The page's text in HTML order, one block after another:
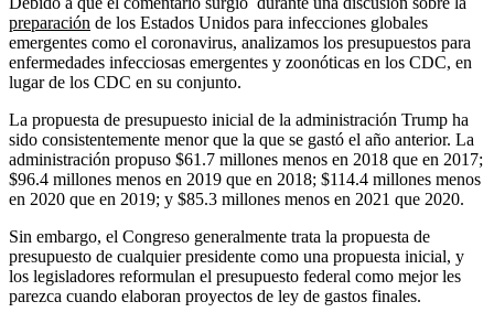
preparación de los Estados Unidos para infecciones globales
emergentes como el coronavirus, analizamos los presupuestos para
enfermedades infecciosas emergentes y zoonóticas en los CDC, en
lugar de los CDC en su conjunto.
La propuesta de presupuesto inicial de la administración Trump ha
sido consistentemente menor que la que se gastó el año anterior. La
administración propuso $61.7 millones menos en 2018 que en 2017;
$96.4 millones menos en 2019 que en 2018; $114.4 millones menos
en 2020 que en 2019; y $85.3 millones menos en 2021 que 2020.
Sin embargo, el Congreso generalmente trata la propuesta de
presupuesto de cualquier presidente como una propuesta inicial, y
los legisladores reformulan el presupuesto federal como mejor les
parezca cuando elaboran proyectos de ley de gastos finales.